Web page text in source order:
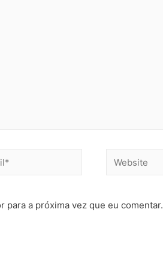
para a próxima vez que eu comentar.